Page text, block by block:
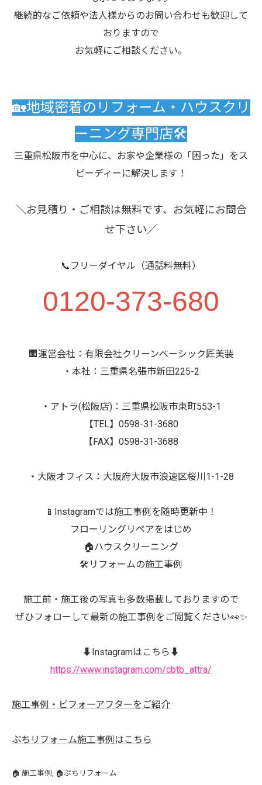
継続的なご依頼や法人様からのお問い合わせも歓迎して
おりますので
お気軽にご相談ください。
🏡地域密着のリフォーム・ハウスクリ
ーニング専門店🛠️
三重県松阪市を中心に、お家や企業様の「困った」をス
ピーディーに解決します！
＼お見積り・ご相談は無料です、お気軽にお問合
せ下さい／
📞フリーダイヤル（通話料無料）
0120-373-680
🏢運営会社：有限会社クリーンベーシック匠美装
・本社：三重県名張市新田225-2
・アトラ(松阪店)：三重県松阪市東町553-1
【TEL】0598-31-3680
【FAX】0598-31-3688
・大阪オフィス：大阪府大阪市浪速区桜川1-1-28
📱Instagramでは施工事例を随時更新中！
フローリングリペアをはじめ
🏠ハウスクリーニング
🛠️リフォームの施工事例
施工前・施工後の写真も多数掲載しておりますので
ぜひフォローして最新の施工事例をご閲覧ください👀✨
⬇️Instagramはこちら⬇️
https://www.instagram.com/cbtb_attra/
施工事例・ビフォーアフターをご紹介
ぷちリフォーム施工事例はこちら
🏠 施工事例 🏠ぷちリフォーム